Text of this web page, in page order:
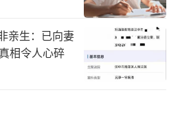
亲生：已向妻
相令人心碎